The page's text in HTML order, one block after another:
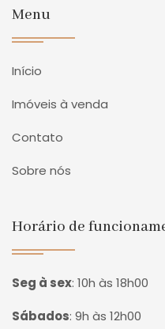
Menu
Início
Imóveis à venda
Contato
Sobre nós
Horário de
Seg à sex: 10h às 18h00
Sábados: 9h às 12h00